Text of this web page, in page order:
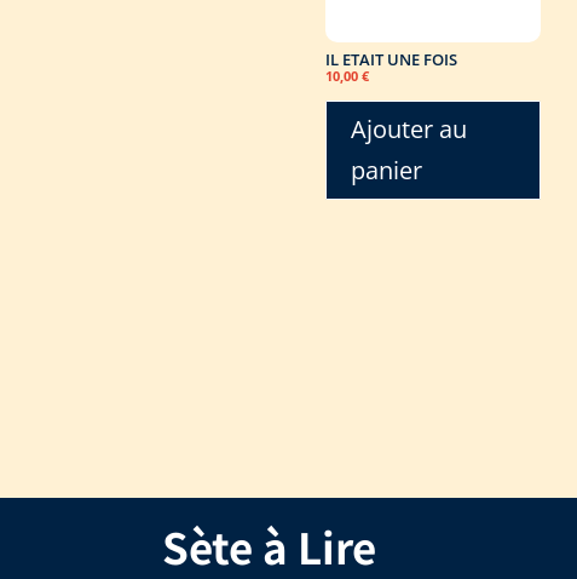
IL ETAIT UNE FOIS
10,00 €
Ajouter au
panier
Sète à Lire